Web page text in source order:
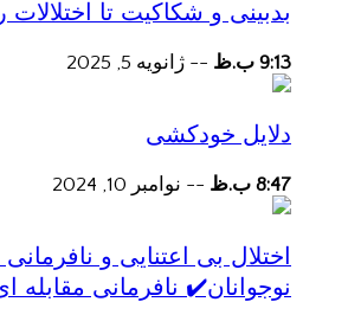
بدبینی و شکاکیت تا اختلالات
9:13 ب.ظ -- ژانویه 5, 2025
دلایل خودکشی
8:47 ب.ظ -- نوامبر 10, 2024
اختلال بی اعتنایی و
نوجوانان✔️ نافرمانی مقابله